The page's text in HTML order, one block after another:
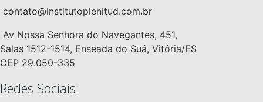
contato@institutoplenitud.com.br
Av Nossa Senhora do Navegantes, 451,
Salas 1512-1514, Enseada do Suá, Vitória/ES
CEP 29.050-335
Redes Sociais: